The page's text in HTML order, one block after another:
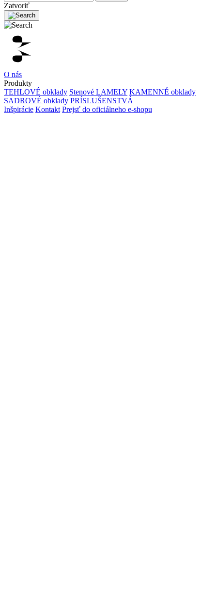
Zatvoriť
O nás
Produkty
TEHLOVÉ obklady Stenové LAMELY KAMENNÉ obklady
SADROVÉ obklady PRÍSLUŠENSTVÁ
Inšpirácie Kontakt Prejsť do oficiálneho e-shopu